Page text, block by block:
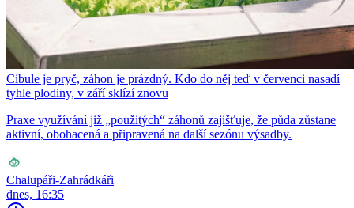
Cibule je pryč, záhon je prázdný. Kdo do něj teď v červenci nasadí
tyhle plodiny, v září sklízí znovu
Praxe využívání již „použitých“ záhonů zajišťuje, že půda zůstane
aktivní, obohacená a připravená na další sezónu výsadby.
Chalupáři-Zahrádkáři
dnes, 16:35